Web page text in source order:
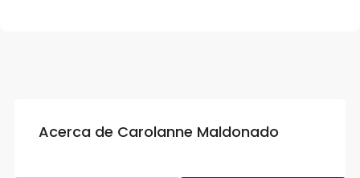
Acerca de Carolanne Maldonado